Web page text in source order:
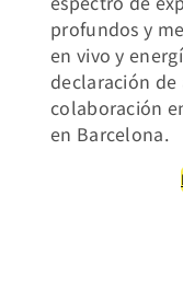
profundos y
en vivo y
declaración
colaboración
en Barcelona.